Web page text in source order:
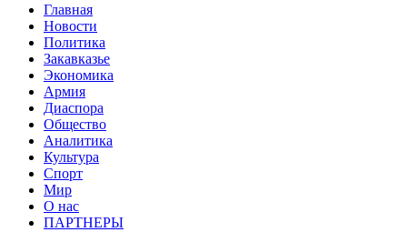
Главная
Новости
Политика
Закавказье
Экономика
Армия
Диаспора
Общество
Аналитика
Культура
Спорт
Мир
О нас
ПАРТНЕРЫ